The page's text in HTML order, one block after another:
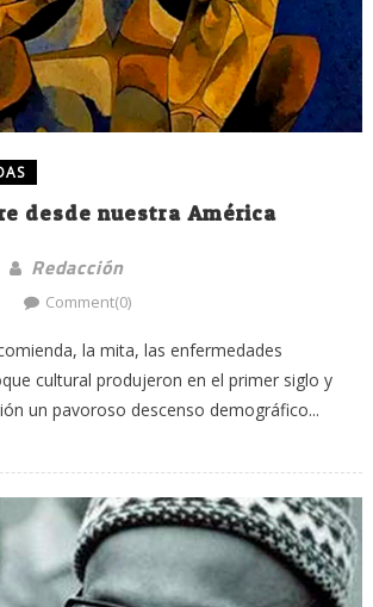
desde nuestra América
Redacción
Comment(0)
la mita, las enfermedades
cultural produjeron en el primer siglo y
un pavoroso descenso demográfico...